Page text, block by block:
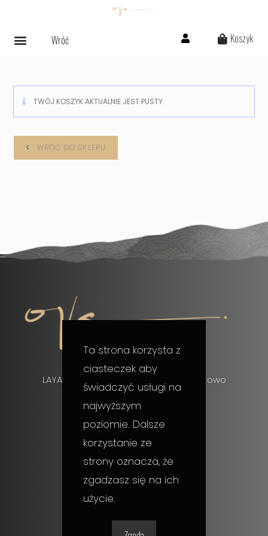
Wróć Koszyk
TWÓJ KOSZYK AKTUALNIE JEST PUSTY.
WRÓĆ DO SKLEPU
LAYAR, ul. Gruszkowa 13, 72-003 Wołczkowo
+48 510 113 730
hello@layarpmu.com
Obsługa Klienta
Ta strona korzysta z
ciasteczek aby
świadczyć usługi na
najwyższym
poziomie. Dalsze
korzystanie ze
strony oznacza, że
zgadzasz się na ich
użycie.